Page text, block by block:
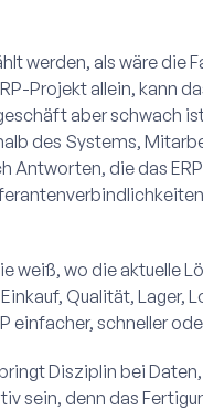
werden, als wäre die
Projekt allein, kann
aber schwach
des Systems,
Antworten, die das
weiß, wo die aktuelle
Qualität, Lager,
einfacher, schneller
Disziplin bei
sein, denn das